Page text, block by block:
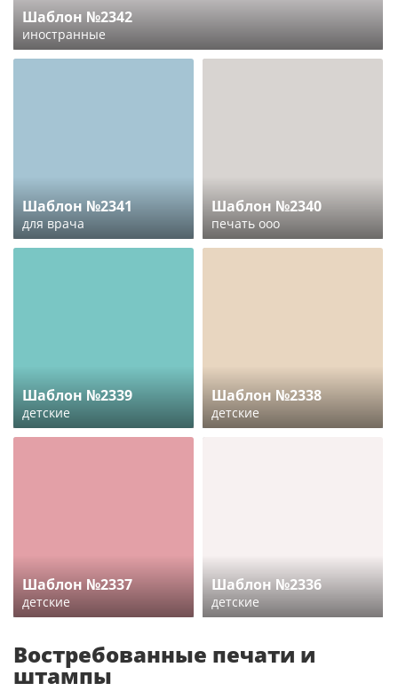
Шаблон №2342
иностранные
Шаблон №2341
для врача
Шаблон №2340
печать ооо
Шаблон №2339
детские
Шаблон №2338
детские
Шаблон №2337
детские
Шаблон №2336
детские
Востребованные печати и
штампы